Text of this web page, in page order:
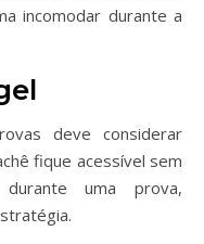
incomodar durante a
deve considerar
fique acessível sem
uma prova,